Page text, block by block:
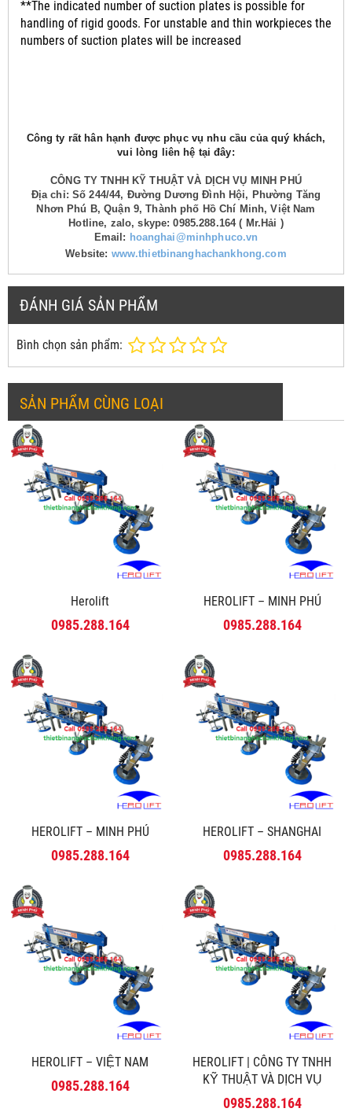
**The indicated number of suction plates is possible for
handling of rigid goods. For unstable and thin workpieces the
numbers of suction plates will be increased
Công ty rất hân hạnh được phục vụ nhu cầu của quý khách,
vui lòng liên hệ tại đây:
CÔNG TY TNHH KỸ THUẬT VÀ DỊCH VỤ MINH PHÚ
Địa chỉ: Số 244/44, Đường Dương Đình Hội, Phường Tăng
Nhơn Phú B, Quận 9, Thành phố Hồ Chí Minh, Việt Nam
Hotline, zalo, skype: 0985.288.164 ( Mr.Hải )
Email: hoanghai@minhphuco.vn
Website: www.thietbinanghachankhong.com
ĐÁNH GIÁ SẢN PHẨM
Bình chọn sản phẩm:
SẢN PHẨM CÙNG LOẠI
Herolift
0985.288.164
HEROLIFT – MINH PHÚ
0985.288.164
HEROLIFT – MINH PHÚ
0985.288.164
HEROLIFT – SHANGHAI
0985.288.164
HEROLIFT – VIỆT NAM
0985.288.164
HEROLIFT | CÔNG TY TNHH
KỸ THUẬT VÀ DỊCH VỤ
MINH PHÚ
0985.288.164